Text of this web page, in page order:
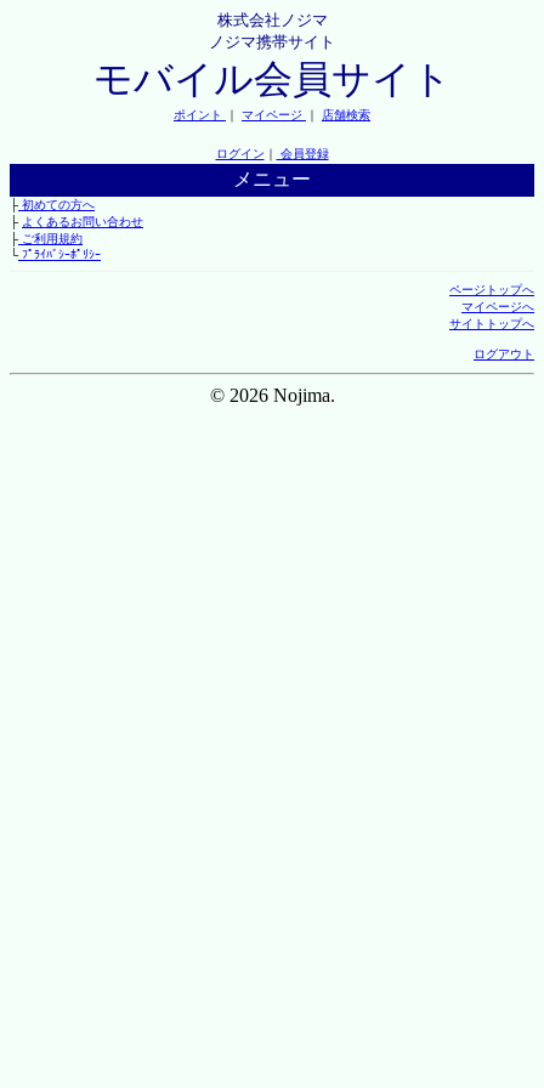
株式会社ノジマ
ノジマ携帯サイト
モバイル会員サイト
ポイント ｜ マイページ ｜ 店舗検索
ログイン ｜ 会員登録
メニュー
├初めての方へ
├ よくあるお問い合わせ
├ご利用規約
└ﾌﾟﾗｲﾊﾞｼｰﾎﾟﾘｼｰ
ページトップへ
マイページへ
サイトトップへ
ログアウト
© 2026 Nojima.